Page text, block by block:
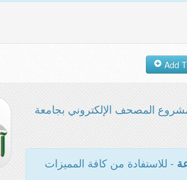
المصحف الإلكتروني بجامعة
- للاستفادة من كافة المميزات